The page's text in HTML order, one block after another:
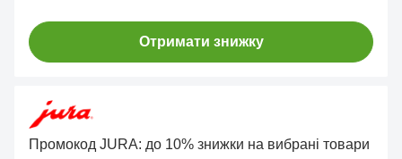
Отримати знижку
Промокод JURA: до 10% знижки на вибрані товари